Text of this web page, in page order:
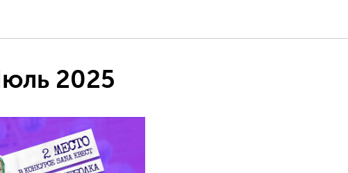
2025